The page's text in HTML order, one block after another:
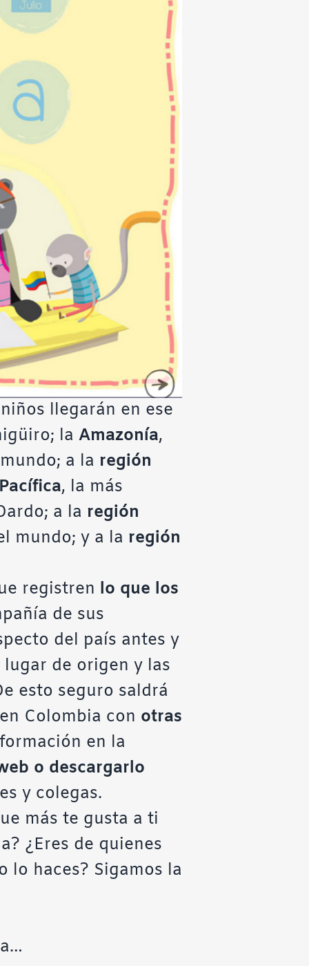
llegarán en ese
la Amazonía,
a la región
, la más
a la región
mundo; y a la región
registren lo que los
de sus
del país antes y
de origen y las
esto seguro saldrá
Colombia con otras
en la
o descargarlo
y colegas.
más te gusta a ti
¿Eres de quienes
lo haces? Sigamos la